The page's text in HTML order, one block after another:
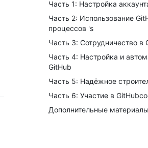
Часть 1: Настройка
Часть 2: Использование
процессов 's
Часть 3: Сотрудничество в
Часть 4: Настройка и
GitHub
Часть 5: Надёжное
Часть 6: Участие в
Дополнительные материалы